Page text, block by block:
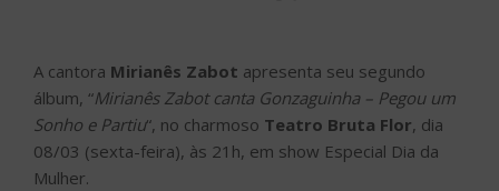
A cantora Mirianês Zabot apresenta seu segundo
álbum, “Mirianês Zabot canta Gonzaguinha – Pegou um
Sonho e Partiu“, no charmoso Teatro Bruta Flor, dia
08/03 (sexta-feira), às 21h, em show Especial Dia da
Mulher.